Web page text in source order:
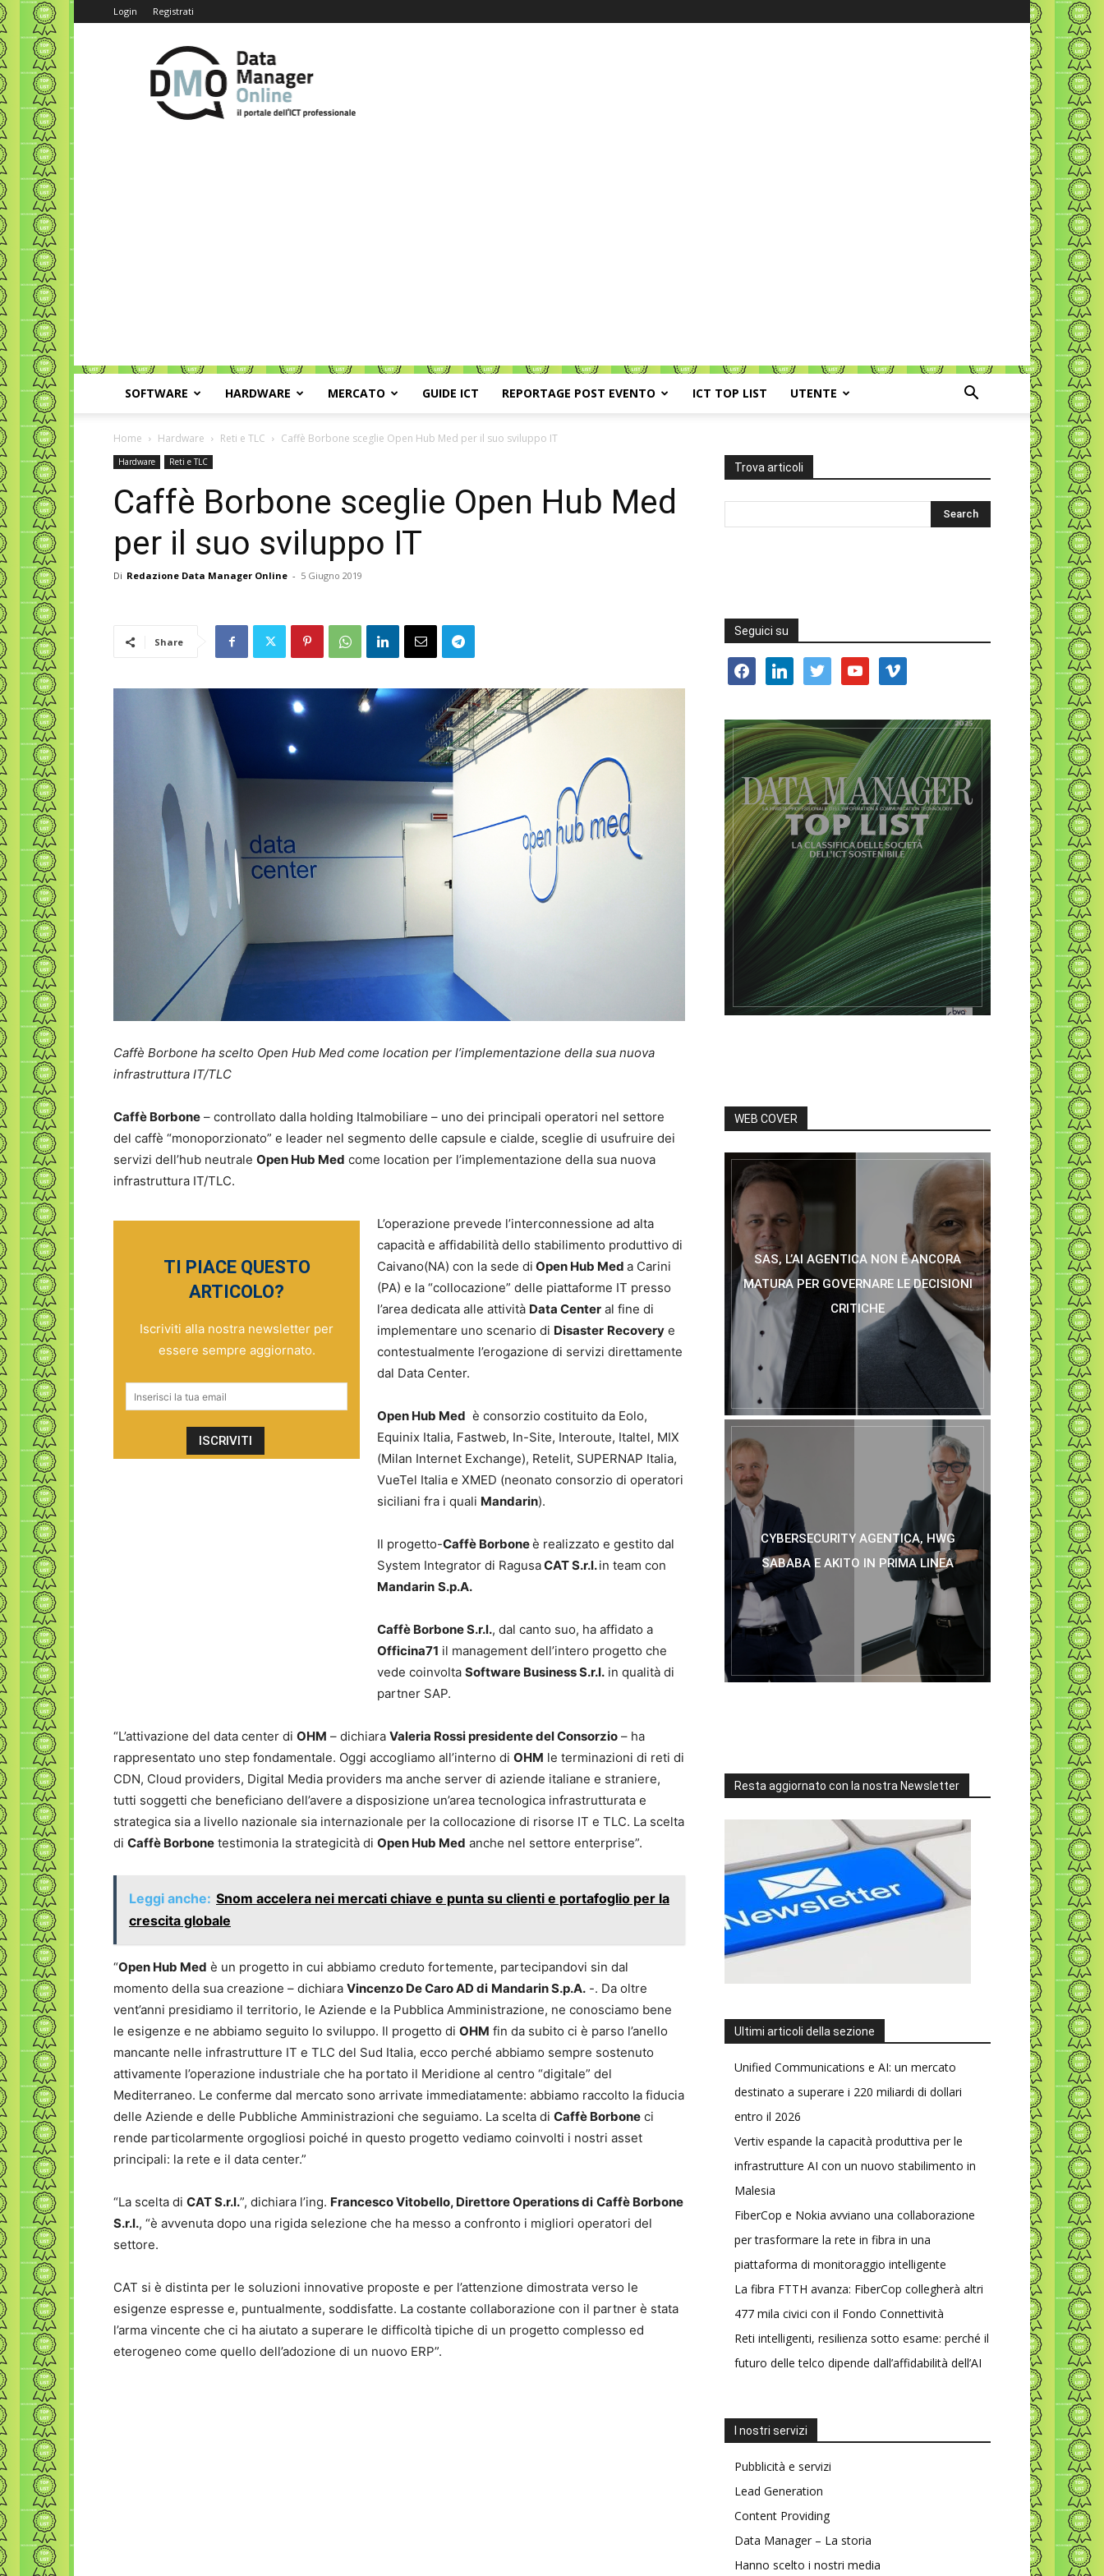
Login Registrati
Data
Manager
Online
SOFTWARE HARDWARE MERCATO GUIDE ICT REPORTAGE POST EVENTO ICT TOP LIST UTENTE
Home Hardware Reti e TLC Caffè Borbone sceglie Open Hub Med per il suo sviluppo IT
Hardware Reti e TLC
Caffè Borbone sceglie Open Hub Med
per il suo sviluppo IT
Di Redazione Data Manager Online - 5 Giugno 2019
Share
Caffè Borbone ha scelto Open Hub Med come location per l’implementazione della sua nuova
infrastruttura IT/TLC
Caffè Borbone – controllato dalla holding Italmobiliare – uno dei principali operatori nel settore
del caffè “monoporzionato” e leader nel segmento delle capsule e cialde, sceglie di usufruire dei
servizi dell’hub neutrale Open Hub Med come location per l’implementazione della sua nuova
infrastruttura IT/TLC.
TI PIACE QUESTO
ARTICOLO?
Iscriviti alla nostra newsletter per
essere sempre aggiornato.
L’operazione prevede l’interconnessione ad alta
capacità e affidabilità dello stabilimento produttivo di
Caivano(NA) con la sede di Open Hub Med a Carini
(PA) e la “collocazione” delle piattaforme IT presso
l’area dedicata alle attività Data Center al fine di
implementare uno scenario di Disaster Recovery e
contestualmente l’erogazione di servizi direttamente
dal Data Center.
Open Hub Med è consorzio costituito da Eolo,
Equinix Italia, Fastweb, In-Site, Interoute, Italtel, MIX
(Milan Internet Exchange), Retelit, SUPERNAP Italia,
VueTel Italia e XMED (neonato consorzio di operatori
siciliani fra i quali Mandarin).
Il progetto-Caffè Borboneè realizzato e gestito dal
System Integrator di RagusaCAT S.r.l.in team con
Mandarin S.p.A.
Caffè Borbone S.r.l., dal canto suo, ha affidato a
Officina71 il management dell’intero progetto che
vede coinvolta Software Business S.r.l. in qualità di
partner SAP.
“L’attivazione del data center di OHM – dichiara Valeria Rossi presidente del Consorzio – ha
rappresentato uno step fondamentale. Oggi accogliamo all’interno di OHM le terminazioni di reti di
CDN, Cloud providers, Digital Media providers ma anche server di aziende italiane e straniere,
tutti soggetti che beneficiano dell’avere a disposizione un’area tecnologica infrastrutturata e
strategica sia a livello nazionale sia internazionale per la collocazione di risorse IT e TLC. La scelta
di Caffè Borbone testimonia la strategicità di Open Hub Med anche nel settore enterprise”.
Leggi anche: Snom accelera nei mercati chiave e punta su clienti e portafoglio per la
crescita globale
“Open Hub Med è un progetto in cui abbiamo creduto fortemente, partecipandovi sin dal
momento della sua creazione – dichiara Vincenzo De Caro AD di Mandarin S.p.A. -. Da oltre
vent’anni presidiamo il territorio, le Aziende e la Pubblica Amministrazione, ne conosciamo bene
le esigenze e ne abbiamo seguito lo sviluppo. Il progetto di OHM fin da subito ci è parso l’anello
mancante nelle infrastrutture IT e TLC del Sud Italia, ecco perché abbiamo sempre sostenuto
attivamente l’operazione industriale che ha portato il Meridione al centro “digitale” del
Mediterraneo. Le conferme dal mercato sono arrivate immediatamente: abbiamo raccolto la fiducia
delle Aziende e delle Pubbliche Amministrazioni che seguiamo. La scelta di Caffè Borbone ci
rende particolarmente orgogliosi poiché in questo progetto vediamo coinvolti i nostri asset
principali: la rete e il data center.”
“La scelta di CAT S.r.l.”, dichiara l’ing. Francesco Vitobello, Direttore Operations di Caffè Borbone
S.r.l., “è avvenuta dopo una rigida selezione che ha messo a confronto i migliori operatori del
settore.
CAT si è distinta per le soluzioni innovative proposte e per l’attenzione dimostrata verso le
esigenze espresse e, puntualmente, soddisfatte. La costante collaborazione con il partner è stata
l’arma vincente che ci ha aiutato a superare le difficoltà tipiche di un progetto complesso ed
eterogeneo come quello dell’adozione di un nuovo ERP”.
Trova articoli
Seguici su
facebooklinkedin twitter youtube vimeo
WEB COVER
SAS, L’AI AGENTICA NON È ANCORA
MATURA PER GOVERNARE LE DECISIONI
CRITICHE
CYBERSECURITY AGENTICA, HWG
SABABA E AKITO IN PRIMA LINEA
Resta aggiornato con la nostra Newsletter
Ultimi articoli della sezione
Unified Communications e AI: un mercato
destinato a superare i 220 miliardi di dollari
entro il 2026
Vertiv espande la capacità produttiva per le
infrastrutture AI con un nuovo stabilimento in
Malesia
FiberCop e Nokia avviano una collaborazione
per trasformare la rete in fibra in una
piattaforma di monitoraggio intelligente
La fibra FTTH avanza: FiberCop collegherà altri
477 mila civici con il Fondo Connettività
Reti intelligenti, resilienza sotto esame: perché il
futuro delle telco dipende dall’affidabilità dell’AI
I nostri servizi
Pubblicità e servizi
Lead Generation
Content Providing
Data Manager – La storia
Hanno scelto i nostri media